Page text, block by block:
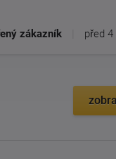
zákazník před 4